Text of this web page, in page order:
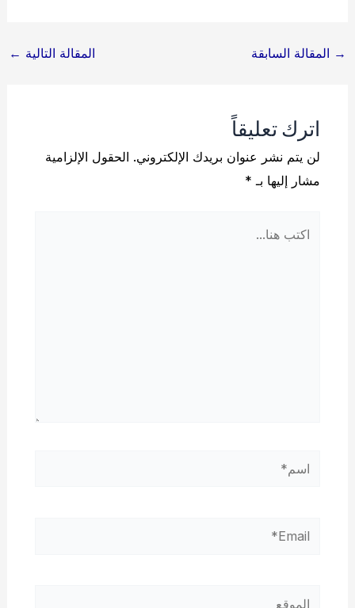
Post
→ المقالة السابقة المقالة التالية ←
اترك تعليقاً
لن يتم نشر عنوان بريدك الإلكتروني. الحقول الإلزامية
مشار إليها بـ *
اسم*
Email*
الموقع